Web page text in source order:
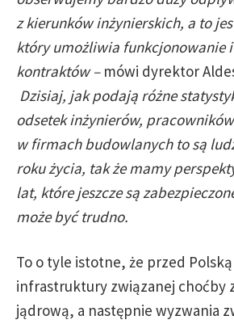
z kierunków inżynierskich, a to
który umożliwia funkcjonowanie
kontraktów –mówi dyrektor
Dzisiaj, jak podają różne
odsetek inżynierów,
w firmach budowlanych to są
roku życia, tak że mamy
lat, które jeszcze są
może być trudno.
To o tyle istotne, że przed
infrastruktury związanej choćby
jądrową, a następnie wyzwania